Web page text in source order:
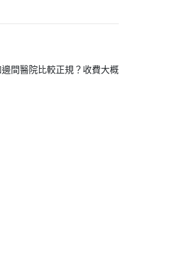
間醫院比較正規？收費大概